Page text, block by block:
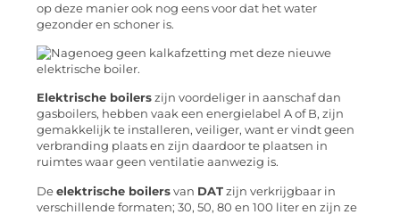
op deze manier ook nog eens voor dat het water
gezonder en schoner is.
Elektrische boilers zijn voordeliger in aanschaf dan
gasboilers, hebben vaak een energielabel A of B, zijn
gemakkelijk te installeren, veiliger, want er vindt geen
verbranding plaats en zijn daardoor te plaatsen in
ruimtes waar geen ventilatie aanwezig is.
De elektrische boilers van DAT zijn verkrijgbaar in
verschillende formaten; 30, 50, 80 en 100 liter en zijn ze